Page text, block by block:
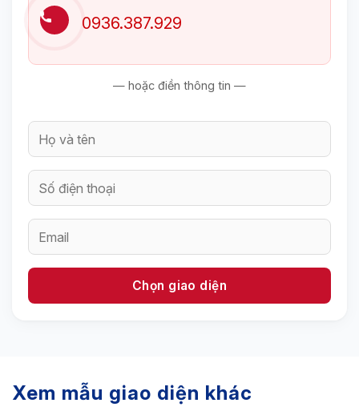
0936.387.929
— hoặc điền thông tin —
Xem mẫu giao diện khác